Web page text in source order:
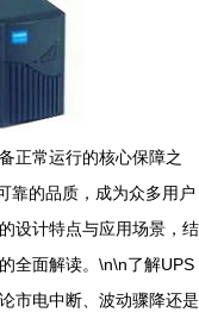
正常运行的核心保障之
靠的品质，成为众多用户
设计特点与应用场景，结
全面解读。\n\n了解UPS
市电中断、波动骤降还是